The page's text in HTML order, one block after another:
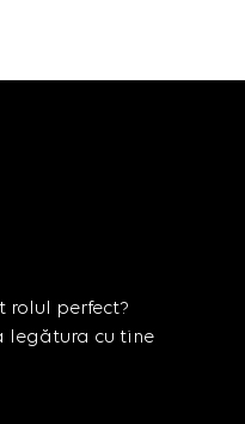
rolul perfect?
legătura cu tine